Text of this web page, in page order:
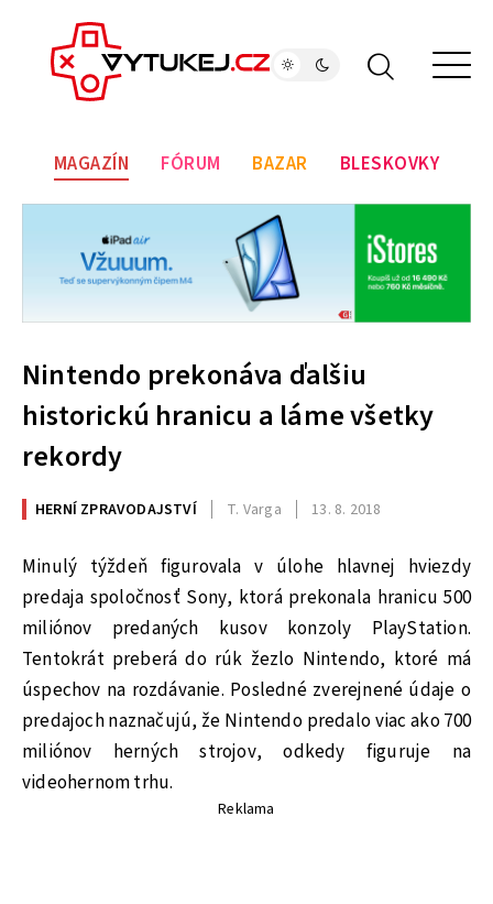
MAGAZÍN FÓRUM BAZAR BLESKOVKY
Nintendo prekonáva ďalšiu
historickú hranicu a láme všetky
rekordy
HERNÍ ZPRAVODAJSTVÍ T. Varga 13. 8. 2018
Minulý týždeň figurovala v úlohe hlavnej hviezdy
predaja spoločnosť Sony, ktorá prekonala hranicu 500
miliónov predaných kusov konzoly PlayStation.
Tentokrát preberá do rúk žezlo Nintendo, ktoré má
úspechov na rozdávanie. Posledné zverejnené údaje o
predajoch naznačujú, že Nintendo predalo viac ako 700
miliónov herných strojov, odkedy figuruje na
videohernom trhu.
Reklama